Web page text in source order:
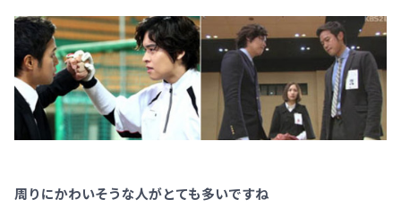
周りにかわいそうな人がとても多いですね